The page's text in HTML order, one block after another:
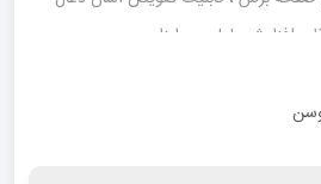
افزایش طول عمر ابزار